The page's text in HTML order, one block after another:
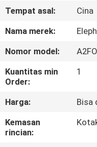
TENTANG
KAMI
TUR
PABRIK
KONTROL
KUALITAS
Tempat asal:
Cina
Nama merek:
Nomor model:
Kuantitas min
Order:
1
Harga:
Bisa
Kemasan
rincian: